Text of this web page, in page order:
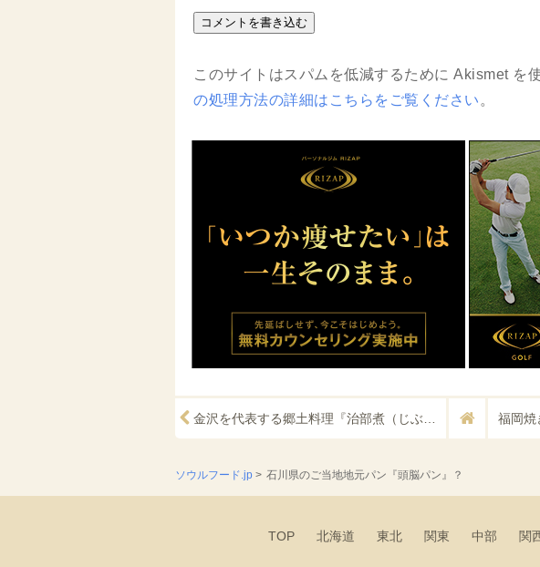
このサイトはスパムを低減するために Akismet を
の処理方法の詳細はこちらをご覧ください 。
福岡焼
ソウルフード.jp > 石川県のご当地地元パン『頭脳パン』？
TOP 北海道 東北 関東 中部 関